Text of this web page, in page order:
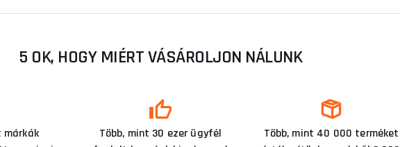
5 OK, HOGY MIÉRT VÁSÁROLJON NÁLUNK
Több, mint 30 ezer ügyfél
Több, mint 40 000 terméket